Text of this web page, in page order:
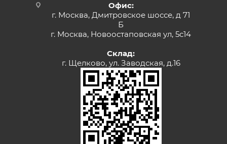
Офис:
г. Москва, Дмитровское шоссе, д 71
Б
г. Москва, Новоостаповская ул, 5с14
Склад:
г. Щелково, ул. Заводская, д.16